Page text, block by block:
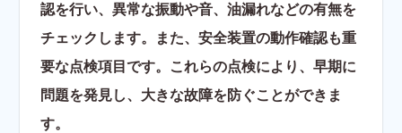
認を行い、異常な振動や音、油漏れなどの有無を
チェックします。また、安全装置の動作確認も重
要な点検項目です。これらの点検により、早期に
問題を発見し、大きな故障を防ぐことができま
す。